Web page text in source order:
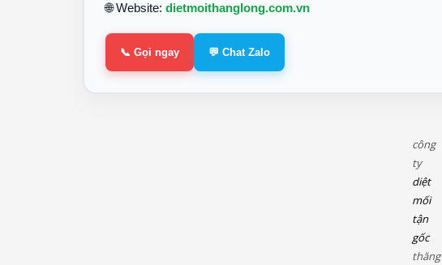
🌐 Website: dietmoithanglong.com.vn
📞 Gọi ngay 💬 Chat Zalo
công
ty
diệt
mối
tận
gốc
thăng